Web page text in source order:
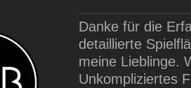
Danke für die
detaillierte
meine Lieblinge.
Unkompliziertes